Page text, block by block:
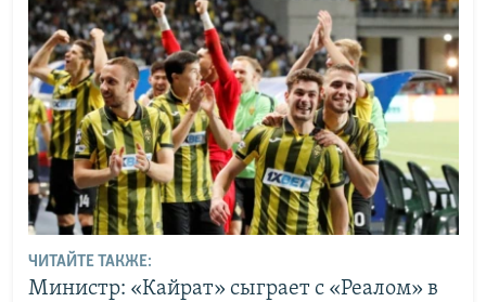
ЧИТАЙТЕ ТАКЖЕ:
Министр: «Кайрат» сыграет с «Реалом» в